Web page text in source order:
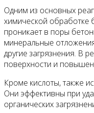
Одним из основных
химической обработке
проникает в поры
минеральные
другие загрязнения. В
поверхности и
Кроме кислоты, также
Они эффективны при
органических